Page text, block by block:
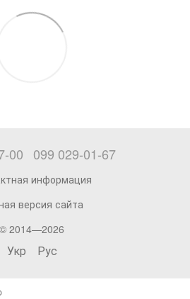
00 099 029-01-67
информация
версия сайта
© 2014—2026
Укр Рус